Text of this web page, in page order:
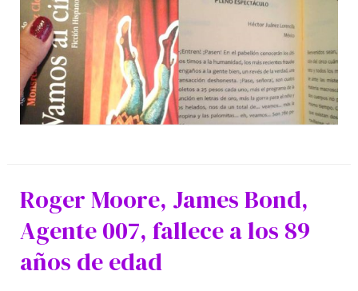
Roger Moore, James Bond,
Agente 007, fallece a los 89
años de edad